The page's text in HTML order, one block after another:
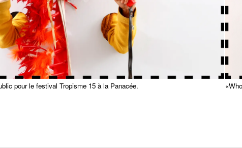
pour le festival Tropisme 15 à la Panacée.